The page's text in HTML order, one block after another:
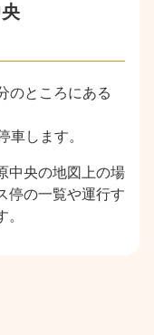
のところにある
車します。
中央の地図上の場
停の一覧や運行す